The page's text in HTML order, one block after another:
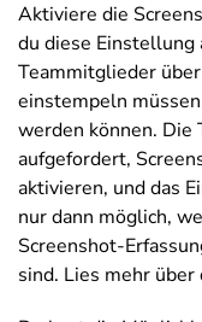
Aktiviere die
du diese
Teammitglieder
einstempeln
werden können.
aufgefordert,
aktivieren, und das
nur dann möglich,
Screenshot-
sind. Lies mehr über